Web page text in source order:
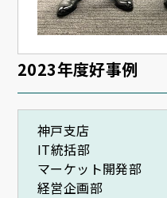
2023年度好事例
神戸支店
IT統括部
マーケット開発部
経営企画部